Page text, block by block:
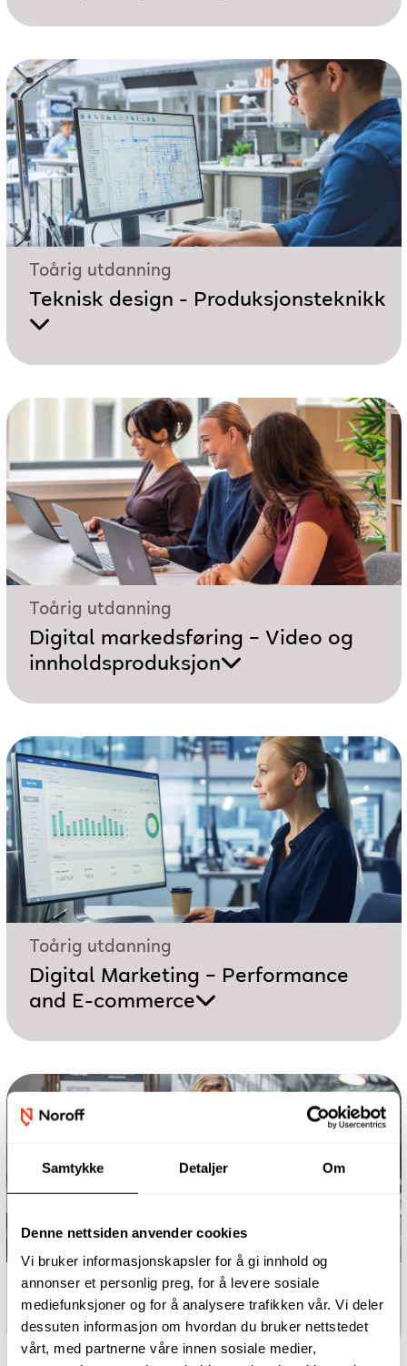
Samtykke Detaljer Om
Denne nettsiden anvender cookies
Vi bruker informasjonskapsler for å gi innhold og
annonser et personlig preg, for å levere sosiale
mediefunksjoner og for å analysere trafikken vår. Vi deler
dessuten informasjon om hvordan du bruker nettstedet
vårt, med partnerne våre innen sosiale medier,
Toårig utdanning
Teknisk design - Produksjonsteknikk
Toårig utdanning
Digital markedsføring – Video og
innholdsproduksjon
Toårig utdanning
Digital Marketing – Performance
and E-commerce
Årsstudium
Digital markedsføring